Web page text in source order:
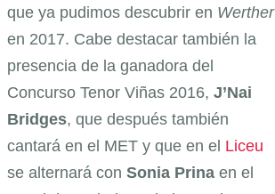
que ya pudimos descubrir en Werther
en 2017. Cabe destacar también la
presencia de la ganadora del
Concurso Tenor Viñas 2016, J’Nai
Bridges, que después también
cantará en el MET y que en el Liceu
se alternará con Sonia Prina en el